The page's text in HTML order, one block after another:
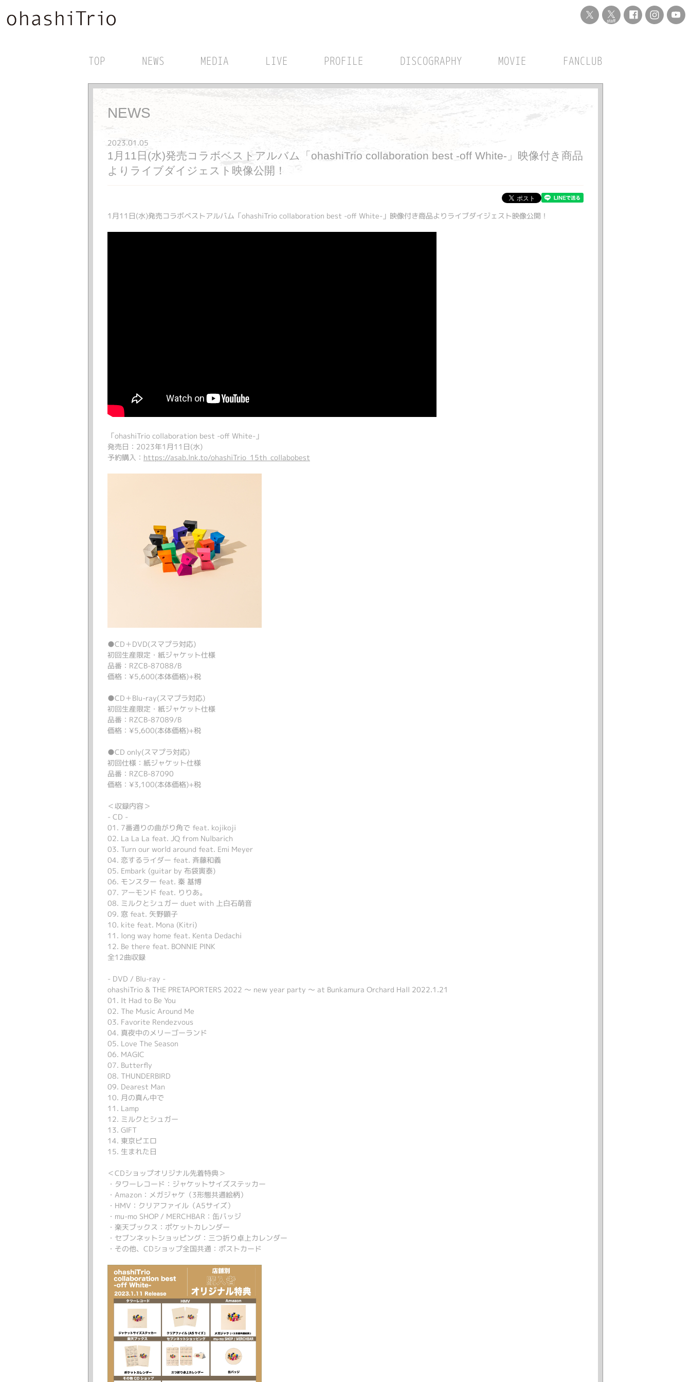
TOP NEWS MEDIA LIVE PROFILE DISCOGRAPHY MOVIE FANCLUB
NEWS
2023.01.05
1月11日(水)発売コラボベストアルバム「ohashiTrio collaboration best -off White-」映像付き商品
よりライブダイジェスト映像公開！
1月11日(水)発売コラボベストアルバム「ohashiTrio collaboration best -off White-」映像付き商品よりライブダイジェスト映像公開！
「ohashiTrio collaboration best -off White-」
発売日：2023年1月11日(水)
予約購入： https://asab.lnk.to/ohashiTrio_15th_collabobest
●CD＋DVD(スマプラ対応)
初回生産限定・紙ジャケット仕様
品番：RZCB-87088/B
価格：¥5,600(本体価格)+税
●CD＋Blu-ray(スマプラ対応)
初回生産限定・紙ジャケット仕様
品番：RZCB-87089/B
価格：¥5,600(本体価格)+税
●CD only(スマプラ対応)
初回仕様：紙ジャケット仕様
品番：RZCB-87090
価格：¥3,100(本体価格)+税
＜収録内容＞
- CD -
01. 7番通りの曲がり角で feat. kojikoji
02. La La La feat. JQ from Nulbarich
03. Turn our world around feat. Emi Meyer
04. 恋するライダー feat. 斉藤和義
05. Embark (guitar by 布袋寅泰)
06. モンスター feat. 秦 基博
07. アーモンド feat. りりあ。
08. ミルクとシュガー duet with 上白石萌音
09. 窓 feat. 矢野顕子
10. kite feat. Mona (Kitri)
11. long way home feat. Kenta Dedachi
12. Be there feat. BONNIE PINK
全12曲収録
- DVD / Blu-ray -
ohashiTrio & THE PRETAPORTERS 2022 ～ new year party ～ at Bunkamura Orchard Hall 2022.1.21
01. It Had to Be You
02. The Music Around Me
03. Favorite Rendezvous
04. 真夜中のメリーゴーランド
05. Love The Season
06. MAGIC
07. Butterfly
08. THUNDERBIRD
09. Dearest Man
10. 月の真ん中で
11. Lamp
12. ミルクとシュガー
13. GIFT
14. 東京ピエロ
15. 生まれた日
＜CDショップオリジナル先着特典＞
・タワーレコード：ジャケットサイズステッカー
・Amazon：メガジャケ（3形態共通絵柄）
・HMV：クリアファイル（A5サイズ）
・mu-mo SHOP / MERCHBAR：缶バッジ
・楽天ブックス：ポケットカレンダー
・セブンネットショッピング：三つ折り卓上カレンダー
・その他、CDショップ全国共通：ポストカード